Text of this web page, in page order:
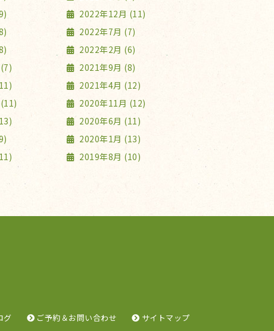
2022年12月 (11)
2022年7月 (7)
2022年2月 (6)
2021年9月 (8)
2021年4月 (12)
2020年11月 (12)
2020年6月 (11)
2020年1月 (13)
2019年8月 (10)
グ ご予約＆お問い合わせ サイトマップ